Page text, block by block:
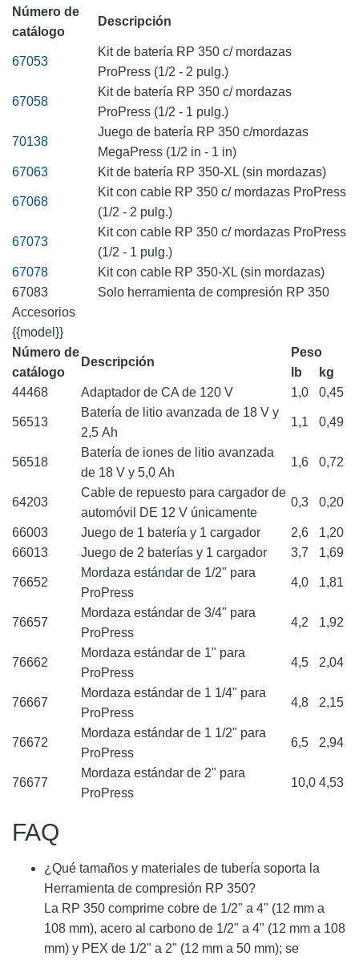
Número de
catálogo
Descripción
67053
Kit de batería RP 350 c/ mordazas
ProPress (1/2 - 2 pulg.)
67058
Kit de batería RP 350 c/ mordazas
ProPress (1/2 - 1 pulg.)
70138
Juego de batería RP 350 c/mordazas
MegaPress (1/2 in - 1 in)
67063
Kit de batería RP 350-XL (sin mordazas)
67068
Kit con cable RP 350 c/ mordazas ProPress
(1/2 - 2 pulg.)
67073
Kit con cable RP 350 c/ mordazas ProPress
(1/2 - 1 pulg.)
67078
Kit con cable RP 350-XL (sin mordazas)
67083
Solo herramienta de compresión RP 350
Accesorios
{{model}}
Número de
catálogo
Descripción
Peso
lb
kg
44468
Adaptador de CA de 120 V 1,0 0,45
56513
Batería de litio avanzada de 18 V y
2,5 Ah
1,1 0,49
56518
Batería de iones de litio avanzada
de 18 V y 5,0 Ah
1,6 0,72
64203
Cable de repuesto para cargador de
automóvil DE 12 V únicamente
0,3 0,20
66003 Juego de 1 batería y 1 cargador 2,6
1,20
66013
Juego de 2 baterías y 1 cargador 3,7 1,69
76652
Mordaza estándar de 1/2" para
ProPress
4,0 1,81
76657
Mordaza estándar de 3/4" para
ProPress
4,2 1,92
76662
Mordaza estándar de 1" para
ProPress
4,5 2,04
76667
Mordaza estándar de 1 1/4" para
ProPress
4,8 2,15
76672
Mordaza estándar de 1 1/2" para
ProPress
6,5 2,94
76677
Mordaza estándar de 2" para
ProPress
10,0 4,53
FAQ
¿Qué tamaños y materiales de tubería soporta la
Herramienta de compresión RP 350?
La RP 350 comprime cobre de 1/2" a 4" (12 mm a
108 mm), acero al carbono de 1/2" a 4" (12 mm a 108
mm) y PEX de 1/2" a 2" (12 mm a 50 mm); se